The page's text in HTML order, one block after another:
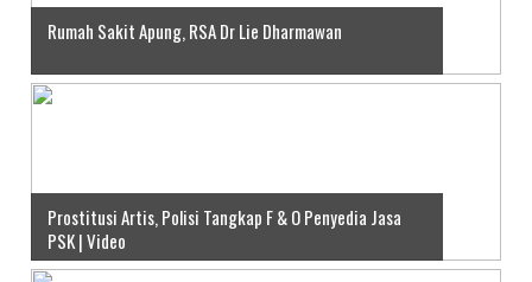
Rumah Sakit Apung, RSA Dr Lie Dharmawan
Prostitusi Artis, Polisi Tangkap F & O Penyedia Jasa
PSK | Video